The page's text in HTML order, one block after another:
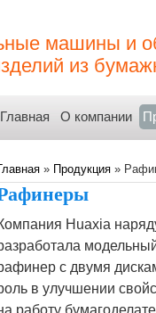
машины и
из
Главная О компании
» Продукция »
Huaxia
с двумя
в улучшении
работу